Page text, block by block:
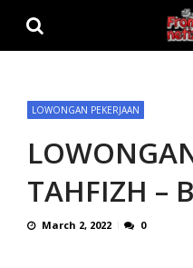
LOWONGAN PEKERJAAN
TAHFIZH –
March 2, 2022 0